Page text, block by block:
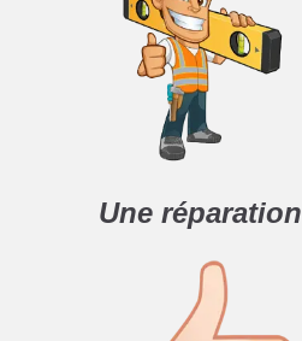
Une réparation